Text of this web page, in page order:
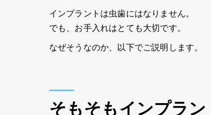
インプラントは虫歯にはなりません。
でも、お手入れはとても大切です。
なぜそうなのか、以下でご説明します。
そもそもインプラン